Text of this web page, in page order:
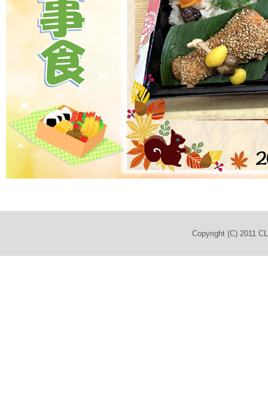
Copyright (C) 2011